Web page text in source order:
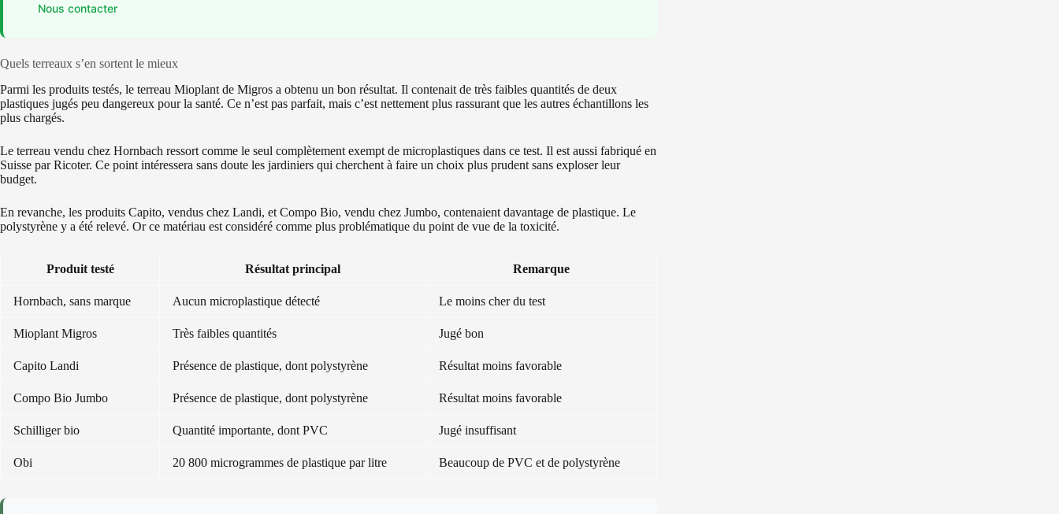
Nous contacter
Quels terreaux s’en sortent le mieux
Parmi les produits testés, le terreau Mioplant de Migros a obtenu un bon résultat. Il contenait de très faibles quantités de deux
plastiques jugés peu dangereux pour la santé. Ce n’est pas parfait, mais c’est nettement plus rassurant que les autres échantillons les
plus chargés.
Le terreau vendu chez Hornbach ressort comme le seul complètement exempt de microplastiques dans ce test. Il est aussi fabriqué en
Suisse par Ricoter. Ce point intéressera sans doute les jardiniers qui cherchent à faire un choix plus prudent sans exploser leur
budget.
En revanche, les produits Capito, vendus chez Landi, et Compo Bio, vendu chez Jumbo, contenaient davantage de plastique. Le
polystyrène y a été relevé. Or ce matériau est considéré comme plus problématique du point de vue de la toxicité.
Produit testé Résultat principal Remarque
Hornbach, sans marque Aucun microplastique détecté Le moins cher du test
Mioplant Migros Très faibles quantités Jugé bon
Capito Landi Présence de plastique, dont polystyrène Résultat moins favorable
Compo Bio Jumbo Présence de plastique, dont polystyrène Résultat moins favorable
Schilliger bio Quantité importante, dont PVC Jugé insuffisant
Obi 20 800 microgrammes de plastique par litre Beaucoup de PVC et de polystyrène